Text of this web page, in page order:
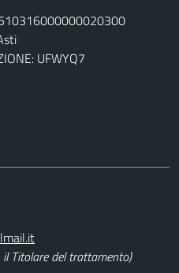
UFWYQ7
Titolare del trattamento)